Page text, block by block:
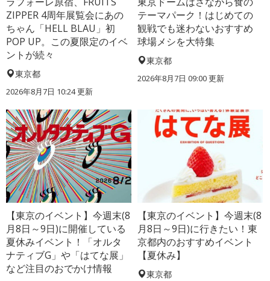
ZIPPER 4周年展覧会にあの
ちゃん「HELL BLAU」初
POP UP。この夏限定のイベ
ントが続々
東京都
2026年8月7日 10:24更新
テーマパーク！はじめての
観戦でも迷わないおすすめ
球場メシを大特集
東京都
2026年8月7日 09:00更新
【東京のイベント】今週末(8
月8日～9日)に開催している
夏休みイベント！「オルタ
ナティブG」や「はてな展」
など注目のおでかけ情報
【東京のイベント】今週末(8
月8日～9日)に行きたい！東
京都内のおすすめイベント
【夏休み】
東京都